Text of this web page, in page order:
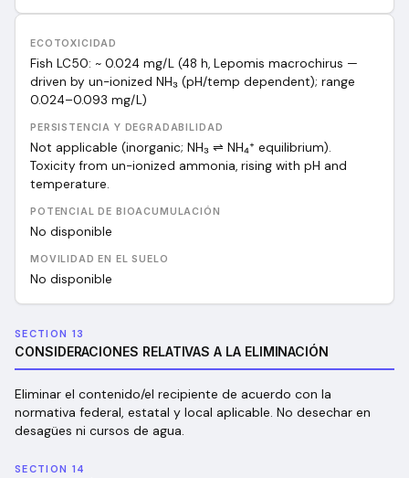
ECOTOXICIDAD
Fish LC50: ~ 0.024 mg/L (48 h, Lepomis macrochirus —
driven by un-ionized NH₃ (pH/temp dependent); range
0.024–0.093 mg/L)
PERSISTENCIA Y DEGRADABILIDAD
Not applicable (inorganic; NH₃ ⇌ NH₄⁺ equilibrium).
Toxicity from un-ionized ammonia, rising with pH and
temperature.
POTENCIAL DE BIOACUMULACIÓN
No disponible
MOVILIDAD EN EL SUELO
No disponible
SECTION 13
CONSIDERACIONES RELATIVAS A LA ELIMINACIÓN
Eliminar el contenido/el recipiente de acuerdo con la
normativa federal, estatal y local aplicable. No desechar en
desagües ni cursos de agua.
SECTION 14